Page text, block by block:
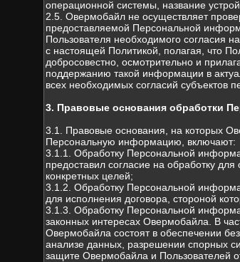
операционной системы, название
2.5. Овермобайл не осуществляет
предоставляемой Персональной
Пользователя необходимого согласия
с настоящей Политикой, полагая, что
добросовестно, осмотрительно и
поддержанию такой информации в
всех необходимых согласий субъектов
3. Правовые основания обработки
3.1. Правовые основания, на которых
Персональную информацию, включают:
3.1.1. Обработку Персональной
предоставил согласие на обработку для
конкретных целей;
3.1.2. Обработку Персональной
для исполнения договора, стороной
3.1.3. Обработку Персональной
законных интересах Овермобайла. В
Овермобайла состоят в обеспечении
анализе данных, разрешении спорных
защите Овермобайла и Пользователей